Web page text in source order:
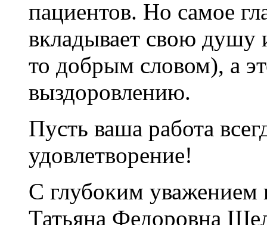
пациентов. Но самое
вкладывает свою душу
то добрым словом), а
выздоровлению.
Пусть ваша работа
удовлетворение!
С глубоким уважением
Татьяна Федоровна